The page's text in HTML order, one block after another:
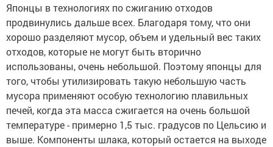
Японцы в технологиях по сжиганию отходов
продвинулись дальше всех. Благодаря тому, что они
хорошо разделяют мусор, объем и удельный вес таких
отходов, которые не могут быть вторично
использованы, очень небольшой. Поэтому японцы для
того, чтобы утилизировать такую небольшую часть
мусора применяют особую технологию плавильных
печей, когда эта масса сжигается на очень большой
температуре - примерно 1,5 тыс. градусов по Цельсию и
выше. Компоненты шлака, который остается на выходе